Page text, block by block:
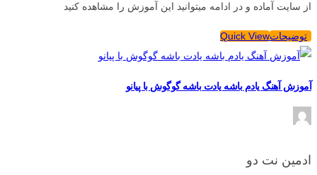
از سایت آماده و در ادامه میتوانید این آموزش را مشاهده کنید
توضیحاتQuick View
آموزش آهنگ یادم باشه یادت باشه گوگوش با پیانو
ادمین نت دو